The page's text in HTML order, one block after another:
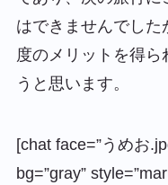
はできませんでし
度のメリットを得ら
うと思います。
[chat face=”うめお
bg=”gray”